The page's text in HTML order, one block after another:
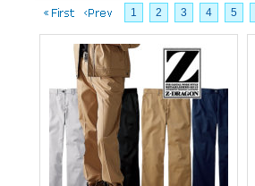
1 2 3 4 5